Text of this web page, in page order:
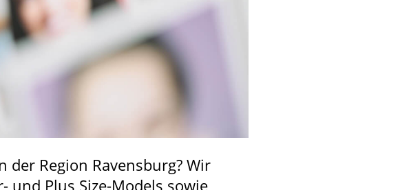
der Region Ravensburg? Wir
und Plus Size-Models sowie